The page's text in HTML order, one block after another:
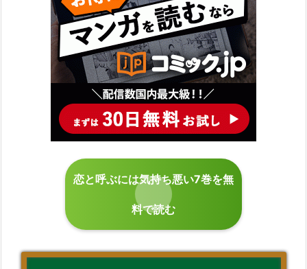
恋と呼ぶには気持ち悪い7巻を無
料で読む